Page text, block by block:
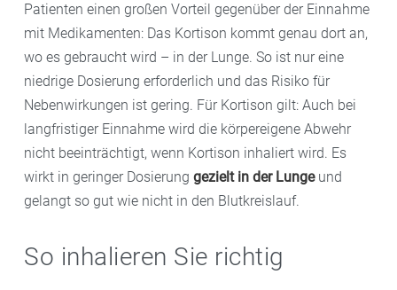
Patienten einen großen Vorteil gegenüber der Einnahme
mit Medikamenten: Das Kortison kommt genau dort an,
wo es gebraucht wird – in der Lunge. So ist nur eine
niedrige Dosierung erforderlich und das Risiko für
Nebenwirkungen ist gering. Für Kortison gilt: Auch bei
langfristiger Einnahme wird die körpereigene Abwehr
nicht beeinträchtigt, wenn Kortison inhaliert wird. Es
wirkt in geringer Dosierung gezielt in der Lungeund
gelangt so gut wie nicht in den Blutkreislauf.
So inhalieren Sie richtig